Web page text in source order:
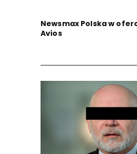
Newsmax Polska w
Avios